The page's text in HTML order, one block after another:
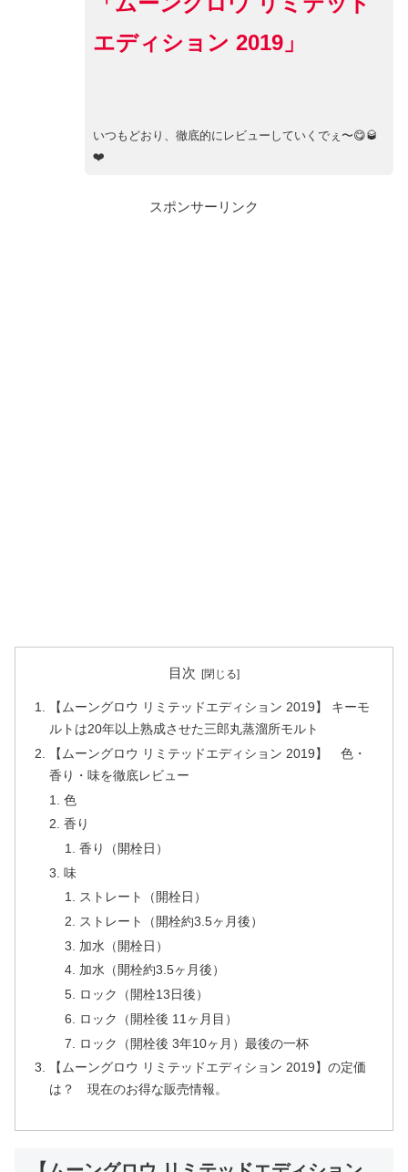
エディション 2019」
いつもどおり、徹底的にレビューしていくでぇ〜😋🥃
❤️
スポンサーリンク
目次
【ムーングロウ リミテッドエディション 2019】 キーモ
ルトは20年以上熟成させた三郎丸蒸溜所モルト
【ムーングロウ リミテッドエディション 2019】 色・
香り・味を徹底レビュー
色
香り
香り（開栓日）
味
ストレート（開栓日）
ストレート（開栓約3.5ヶ月後）
加水（開栓日）
加水（開栓約3.5ヶ月後）
ロック（開栓13日後）
ロック（開栓後 11ヶ月目）
ロック（開栓後 3年10ヶ月）最後の一杯
【ムーングロウ リミテッドエディション 2019】の定価
は？ 現在のお得な販売情報。